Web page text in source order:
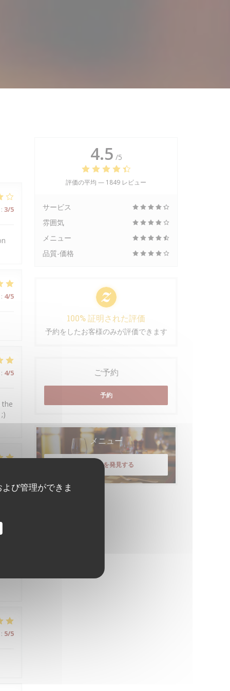
び管理ができま
: 3/5
: 4/5
: 4/5
the
: 5/5
4.5 /5
評価の平均 — 1849 レビュー
サービス
雰囲気
メニュー
品質-価格
100% 証明された評価
予約をしたお客様のみが評価できます
ご予約
予約
メニュー
メニューを発見する